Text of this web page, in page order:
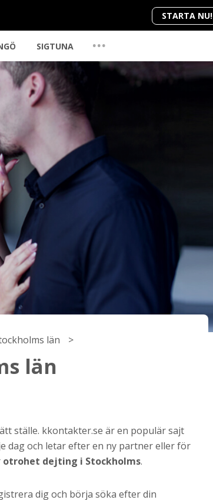
STARTA NU!
SIGTUNA ...
län
län
ställe. kkontakter.se är en populär sajt
dag och letar efter en ny partner eller för
otrohet dejting i Stockholms.
dig och börja söka efter din